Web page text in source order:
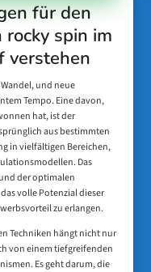
für den
spin im
verstehen
und neue
Tempo. Eine davon,
hat, ist der
aus bestimmten
in vielfältigen Bereichen,
Das
der optimalen
volle Potenzial dieser
zu erlangen.
Techniken hängt nicht nur
von einem tiefgreifenden
Es geht darum, die